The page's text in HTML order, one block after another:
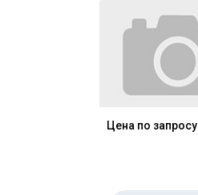
Цена по запросу